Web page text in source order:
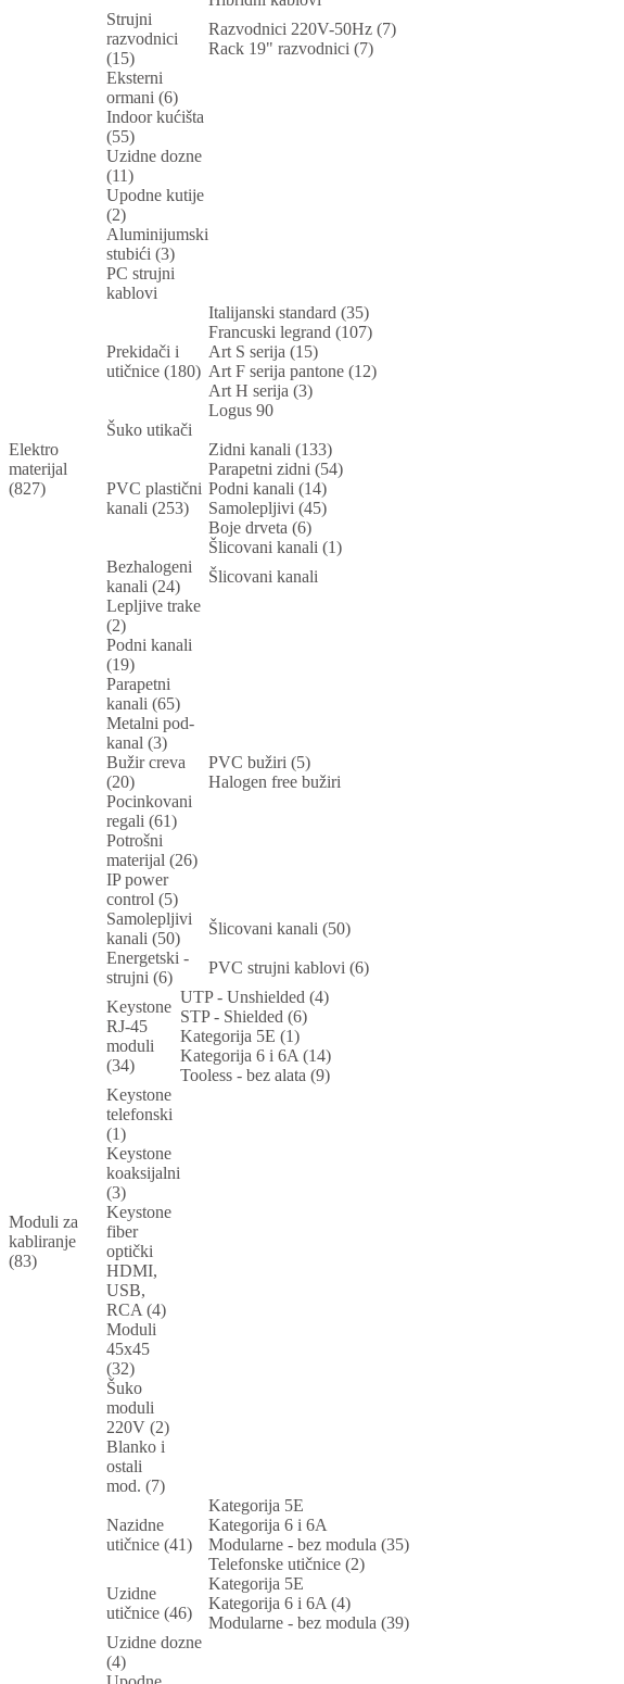
Elektro
materijal
(827)
Strujni
razvodnici
(15)
Razvodnici 220V-50Hz (7)
Rack 19" razvodnici (7)
Eksterni
ormani (6)
Indoor kućišta
(55)
Uzidne dozne
(11)
Upodne kutije
(2)
Aluminijumski
stubići (3)
PC strujni
kablovi
Prekidači i
utičnice (180)
Italijanski standard (35)
Francuski legrand (107)
Art S serija (15)
Art F serija pantone (12)
Art H serija (3)
Logus 90
Šuko utikači
PVC plastični
kanali (253)
Zidni kanali (133)
Parapetni zidni (54)
Podni kanali (14)
Samolepljivi (45)
Boje drveta (6)
Šlicovani kanali (1)
Bezhalogeni
kanali (24)
Šlicovani kanali
Lepljive trake
(2)
Podni kanali
(19)
Parapetni
kanali (65)
Metalni pod-
kanal (3)
Bužir creva
(20)
PVC bužiri (5)
Halogen free bužiri
Pocinkovani
regali (61)
Potrošni
materijal (26)
IP power
control (5)
Samolepljivi
kanali (50)
Šlicovani kanali (50)
Energetski -
strujni (6)
PVC strujni kablovi (6)
Moduli za
kabliranje
(83)
Keystone
RJ-45
moduli
(34)
UTP - Unshielded (4)
STP - Shielded (6)
Kategorija 5E (1)
Kategorija 6 i 6A (14)
Tooless - bez alata (9)
Keystone
telefonski
(1)
Keystone
koaksijalni
(3)
Keystone
fiber
optički
HDMI,
USB,
RCA (4)
Moduli
45x45
(32)
Šuko
moduli
220V (2)
Blanko i
ostali
mod. (7)
Nazidne
utičnice (41)
Kategorija 5E
Kategorija 6 i 6A
Modularne - bez modula (35)
Telefonske utičnice (2)
Uzidne
utičnice (46)
Kategorija 5E
Kategorija 6 i 6A (4)
Modularne - bez modula (39)
Uzidne dozne
(4)